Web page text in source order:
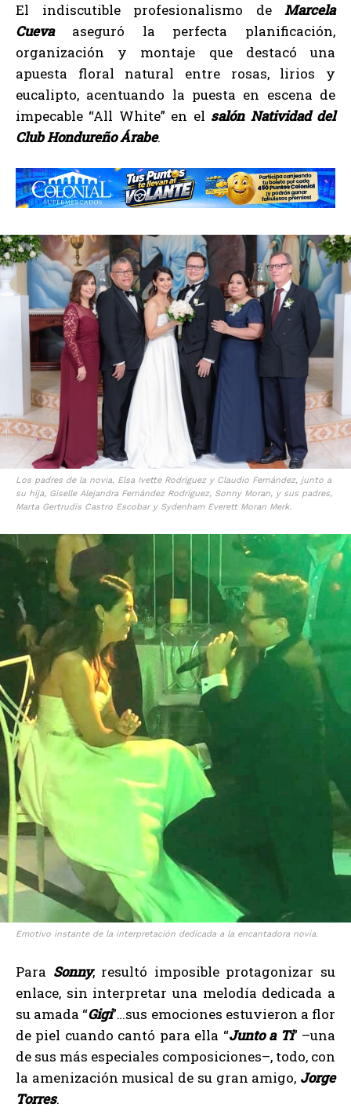
El indiscutible profesionalismo de Marcela
Cuevaaseguró la perfecta planificación,
organización y montaje que destacó una
apuesta floral natural entre rosas, lirios y
eucalipto, acentuando la puesta en escena de
impecable “All White” en el salón Natividad del
Club Hondureño Árabe.
Los padres de la novia, Elsa Ivette Rodríguez y Claudio Fernández, junto a
su hija, Giselle Alejandra Fernández Rodríguez, Sonny Moran, y sus padres,
Marta Gertrudis Castro Escobar y Sydenham Everett Moran Merk.
Emotivo instante de la interpretación dedicada a la encantadora novia.
Para Sonny, resultó imposible protagonizar su
enlace, sin interpretar una melodía dedicada a
su amada “Gigi”…sus emociones estuvieron a flor
de piel cuando cantó para ella “Junto a Ti” –una
de sus más especiales composiciones–, todo, con
la amenización musical de su gran amigo, Jorge
Torres.